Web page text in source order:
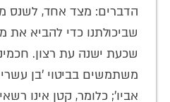
הדברים: מצד אחד, לשנס
שביכולתנו כדי להביא את
שכעת ישנה עת רצון.
משתמשים בביטוי 'בן
אביו'; כלומר, קטן אינו